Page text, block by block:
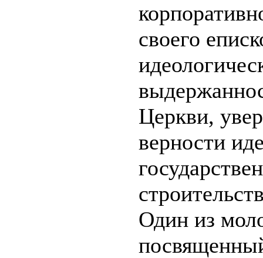
своего
Церкви,
верности
Один из